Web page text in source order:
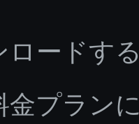
ロードす
金プラン